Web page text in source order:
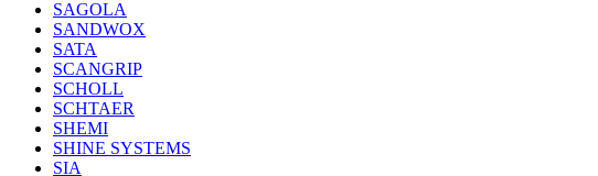
SAGOLA
SANDWOX
SATA
SCANGRIP
SCHOLL
SCHTAER
SHEMI
SHINE SYSTEMS
SIA